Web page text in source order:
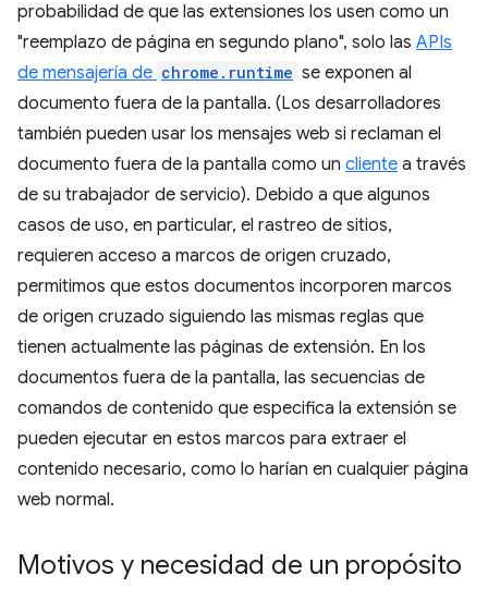
probabilidad de que las extensiones los usen como un
"reemplazo de página en segundo plano", solo las APIs
de mensajería de chrome.runtime se exponen al
documento fuera de la pantalla. (Los desarrolladores
también pueden usar los mensajes web si reclaman el
documento fuera de la pantalla como un cliente a través
de su trabajador de servicio). Debido a que algunos
casos de uso, en particular, el rastreo de sitios,
requieren acceso a marcos de origen cruzado,
permitimos que estos documentos incorporen marcos
de origen cruzado siguiendo las mismas reglas que
tienen actualmente las páginas de extensión. En los
documentos fuera de la pantalla, las secuencias de
comandos de contenido que especifica la extensión se
pueden ejecutar en estos marcos para extraer el
contenido necesario, como lo harían en cualquier página
web normal.
Motivos y necesidad de un propósito